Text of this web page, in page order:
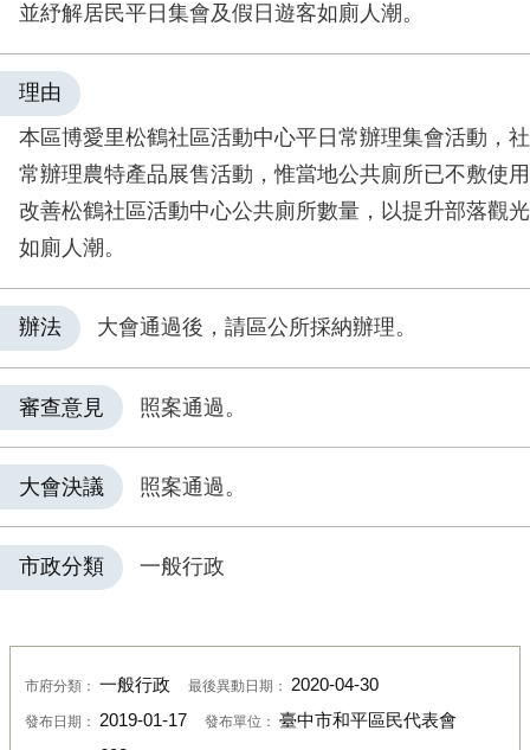
並紓解居民平日集會及假日遊客如廁人潮。
理由
本區博愛里松鶴社區活動中心平日常辦理集會活動，
常辦理農特產品展售活動，惟當地公共廁所已不敷使
改善松鶴社區活動中心公共廁所數量，以提升部落觀
如廁人潮。
辦法 大會通過後，請區公所採納辦理。
審查意見 照案通過。
大會決議 照案通過。
市政分類 一般行政
市府分類： 一般行政 最後異動日期： 2020-04-30
發布日期： 2019-01-17 發布單位： 臺中市和平區民代表會